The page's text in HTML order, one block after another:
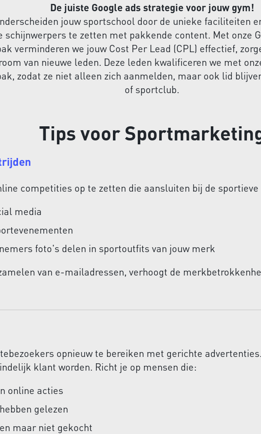
De juiste Google ads strategie voor jouw gym!
jouw sportschool door de unieke faciliteiten
schijnwerpers te zetten met pakkende content. Met onze
verminderen we jouw Cost Per Lead (CPL) effectief,
van nieuwe leden. Deze leden kwalificeren we met
zodat ze niet alleen zich aanmelden, maar ook lid
of sportclub.
Tips voor
competities op te zetten die aansluiten bij de
media
foto's delen in sportoutfits van jouw merk
van e-mailadressen, verhoogt de
opnieuw te bereiken met gerichte
klant worden. Richt je op mensen die:
online acties
gelezen
maar niet gekocht